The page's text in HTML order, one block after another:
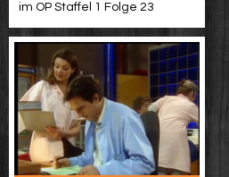
im OP Staffel 1 Folge 23